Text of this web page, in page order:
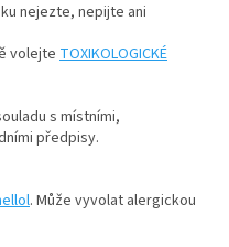
nejezte, nepijte ani
volejte TOXIKOLOGICKÉ
s místními,
předpisy.
. Může vyvolat alergickou